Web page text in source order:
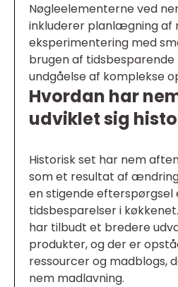
Nøgleelementerne ved
inkluderer planlægning af
eksperimentering med
brugen af
undgåelse af komplekse
Hvordan har
udviklet sig
Historisk set har nem
som et resultat af
en stigende efterspørgsel
tidsbesparelser i
har tilbudt et bredere
produkter, og der er
ressourcer og madblogs,
nem madlavning.